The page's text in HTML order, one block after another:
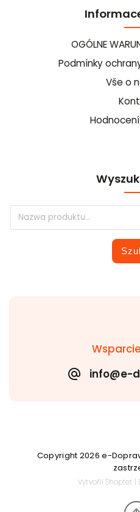
info@e-
OGÓLNE
Podmínky
Vše o
Copyright 2026e-
VytvořilShoptet |